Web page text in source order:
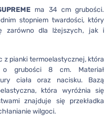
ma 34 cm grubości.
stopniem twardości, który
zarówno dla lżejszych, jak i
z pianki termoelastycznej, która
o grubości 8 cm. Materiał
ciała oraz nacisku. Bazą
która wyróżnia się
znajduje się przekładka
wilgoci.